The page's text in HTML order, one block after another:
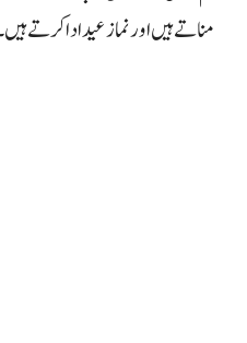
مناتے ہیں اور نماز عید ادا کرتے